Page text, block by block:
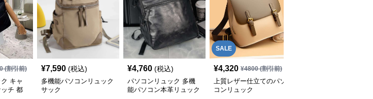
(割引前)
キャ
チ 都
¥7,590 (税込)
多機能パソコンリュック
サック
¥4,760 (税込)
パソコンリュック 多機
能パソコン本革リュック
SALE
¥4,320 ¥4800(割引前)
上質レザー仕立てのパソ
コンリュック